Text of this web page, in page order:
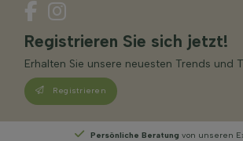
Registrieren Sie sich jetzt!
Erhalten Sie unsere neuesten Trends und
Registrieren
von unseren Experten